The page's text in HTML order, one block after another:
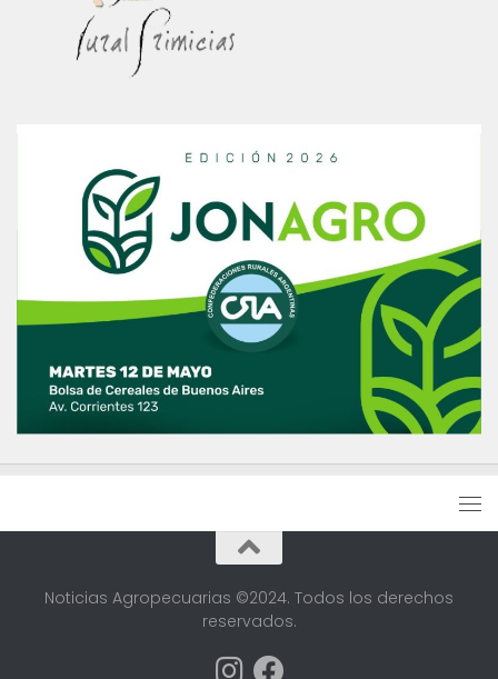
Noticias Agropecuarias ©2024. Todos los derechos
reservados.